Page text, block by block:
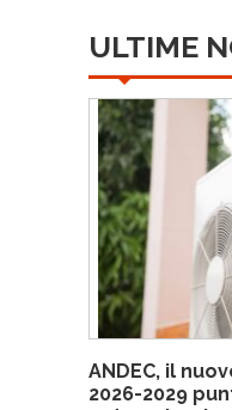
ULTIME
ANDEC, il
2026-2029